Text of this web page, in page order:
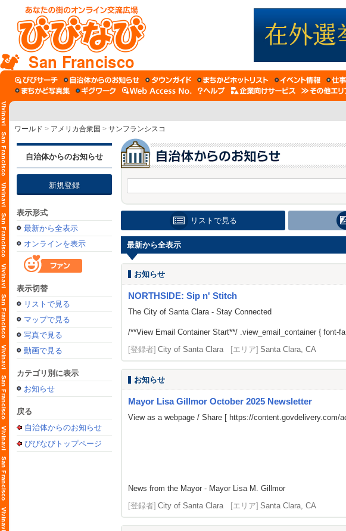
San Francisco
ワールド > アメリカ合衆国 > サンフランシスコ
自治体からのお知らせ
新規登録
表示形式
最新から全表示
オンラインを表示
表示切替
リストで見る
マップで見る
写真で見る
動画で見る
カテゴリ別に表示
お知らせ
戻る
自治体からのお知らせ
びびなびトップページ
リストで見る
最新から全表示
お知らせ
NORTHSIDE: Sip n' Stitch
The City of Santa Clara - Stay Connected
/**View Email Container Start**/ .view_email_container { font-
[登録者] City of Santa Clara [エリア] Santa Clara, CA
お知らせ
Mayor Lisa Gillmor October 2025 Newsletter
View as a webpage / Share [ https://content.govdelivery.com/
News from the Mayor - Mayor Lisa M. Gillmor
[登録者] City of Santa Clara [エリア] Santa Clara, CA